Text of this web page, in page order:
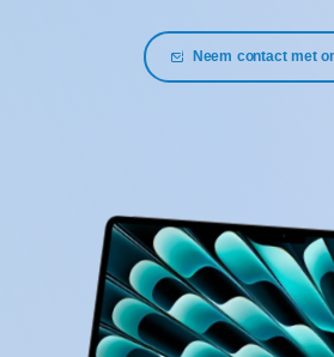
Neem contact met